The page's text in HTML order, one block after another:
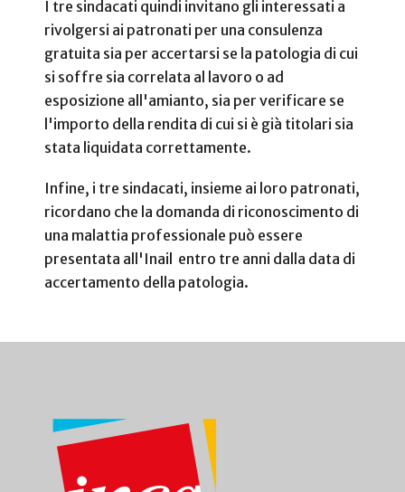
I tre sindacati quindi invitano gli interessati a
rivolgersi ai patronati per una consulenza
gratuita sia per accertarsi se la patologia di cui
si soffre sia correlata al lavoro o ad
esposizione all'amianto, sia per verificare se
l'importo della rendita di cui si è già titolari sia
stata liquidata correttamente.
Infine, i tre sindacati, insieme ai loro patronati,
ricordano che la domanda di riconoscimento di
una malattia professionale può essere
presentata all'Inail entro tre anni dalla data di
accertamento della patologia.